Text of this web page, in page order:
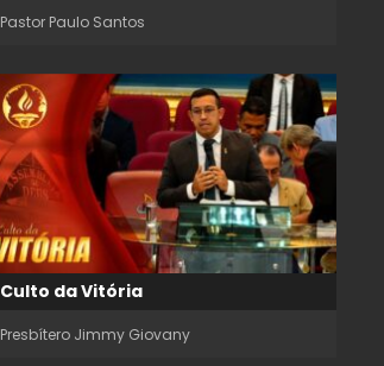
Pastor Paulo Santos
Culto da Vitória
Presbítero Jimmy Giovany